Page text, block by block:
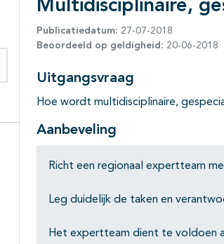
binnen deze richtlijn
Multidisciplinaire,
Publicatiedatum: 27-07-2018
Beoordeeld op geldigheid: 20-06-2018
Uitgangsvraag
Hoe wordt multidisciplinaire,
Aanbeveling
Richt een regionaal expertteam
Leg duidelijk de taken en
Het expertteam dient te voldoen